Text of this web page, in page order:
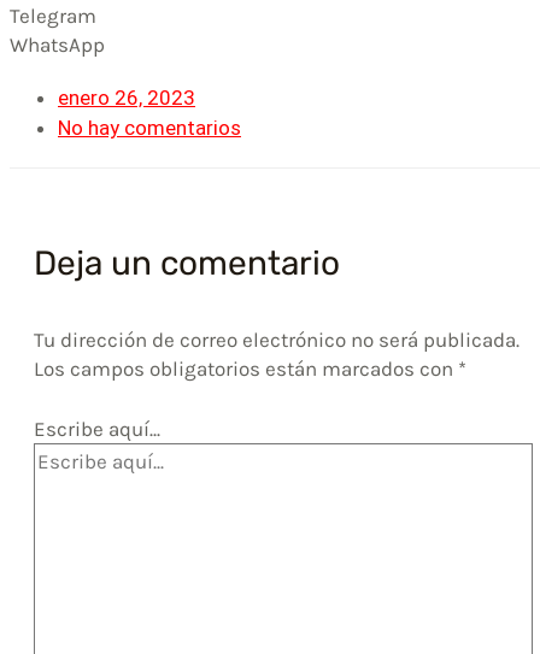
Telegram
WhatsApp
enero 26, 2023
No hay comentarios
Deja un comentario
Tu dirección de correo electrónico no será publicada.
Los campos obligatorios están marcados con *
Escribe aquí...